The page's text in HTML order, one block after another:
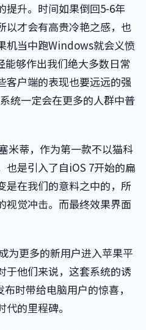
提升。时间如果倒回5-6年
以才会有高贵冷艳之感，也
机当中跑Windows就会义愤
能够作出我们绝大多数日常
客户端的表现也要远远的强
统一定会在更多的人群中普
米蒂，作为第一款不以猫科
也是引入了自iOS 7开始的扁
是在我们的意料之中的，所
视觉冲击。而最终效果界面
为更多的新用户进入苹果平
于他们来说，这套系统的诱
时带给电脑用户的惊喜，
的里程碑。